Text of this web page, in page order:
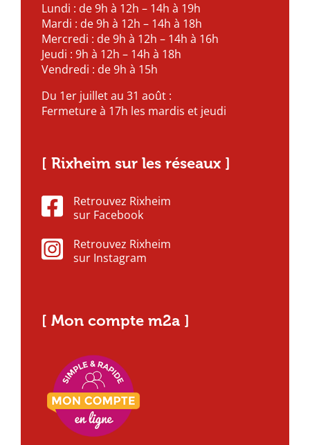
Lundi : de 9h à 12h – 14h à 19h
Mardi : de 9h à 12h – 14h à 18h
Mercredi : de 9h à 12h – 14h à 16h
Jeudi : 9h à 12h – 14h à 18h
Vendredi : de 9h à 15h
Du 1er juillet au 31 août :
Fermeture à 17h les mardis et jeudi
[ Rixheim sur les réseaux ]
Retrouvez Rixheim
sur Facebook
Retrouvez Rixheim
sur Instagram
[ Mon compte m2a ]